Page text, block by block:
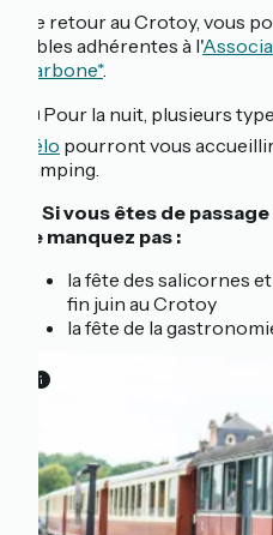
De retour au Crotoy, vous
tables adhérentes à l'
Carbone*.
🛏️ Pour la nuit, plusieurs
Vélo pourront vous
camping.
Si vous êtes de
ne manquez pas :
la fête des salicornes
fin juin au Crotoy
la fête de la